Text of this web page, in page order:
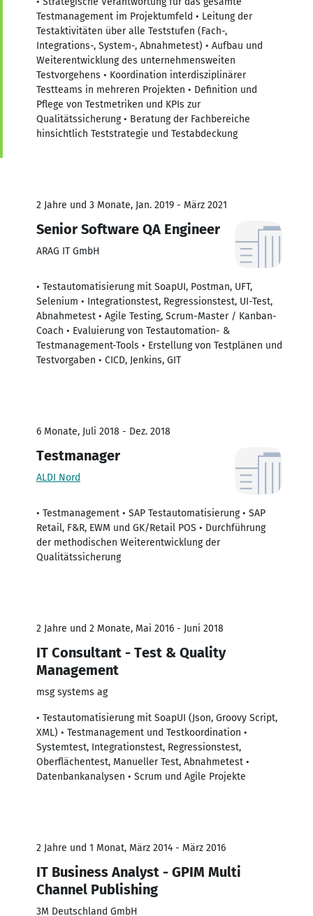
Testmanagement im Projektumfeld • Leitung der
Testaktivitäten über alle Teststufen (Fach-,
Integrations-, System-, Abnahmetest) • Aufbau und
Weiterentwicklung des unternehmensweiten
Testvorgehens • Koordination interdisziplinärer
Testteams in mehreren Projekten • Definition und
Pflege von Testmetriken und KPIs zur
Qualitätssicherung • Beratung der Fachbereiche
hinsichtlich Teststrategie und Testabdeckung
2 Jahre und 3 Monate, Jan. 2019 - März 2021
Senior Software QA Engineer
ARAG IT GmbH
• Testautomatisierung mit SoapUI, Postman, UFT,
Selenium • Integrationstest, Regressionstest, UI-Test,
Abnahmetest • Agile Testing, Scrum-Master / Kanban-
Coach • Evaluierung von Testautomation- &
Testmanagement-Tools • Erstellung von Testplänen und
Testvorgaben • CICD, Jenkins, GIT
6 Monate, Juli 2018 - Dez. 2018
Testmanager
ALDI Nord
• Testmanagement • SAP Testautomatisierung • SAP
Retail, F&R, EWM und GK/Retail POS • Durchführung
der methodischen Weiterentwicklung der
Qualitätssicherung
2 Jahre und 2 Monate, Mai 2016 - Juni 2018
IT Consultant - Test & Quality
Management
msg systems ag
• Testautomatisierung mit SoapUI (Json, Groovy Script,
XML) • Testmanagement und Testkoordination •
Systemtest, Integrationstest, Regressionstest,
Oberflächentest, Manueller Test, Abnahmetest •
Datenbankanalysen • Scrum und Agile Projekte
2 Jahre und 1 Monat, März 2014 - März 2016
IT Business Analyst - GPIM Multi
Channel Publishing
3M Deutschland GmbH